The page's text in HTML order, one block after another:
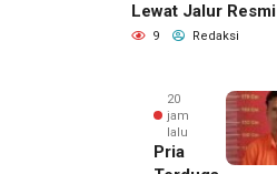
Lewat Jalur Resmi
9 Redaksi
20
jam
lalu
Pria